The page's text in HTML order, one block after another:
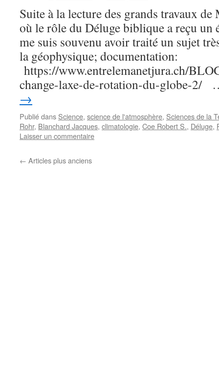
Suite à la lecture des grands travaux
où le rôle du Déluge biblique a reçu un
me suis souvenu avoir traité un sujet
la géophysique; documentation:
https://www.entrelemanetjura.ch/
change-laxe-de-rotation-du-globe-
→
Publié dans Science, science de l'atmosphère, Sciences de la
Rohr, Blanchard Jacques, climatologie, Coe Robert S., Déluge,
Laisser un commentaire
← Articles plus anciens